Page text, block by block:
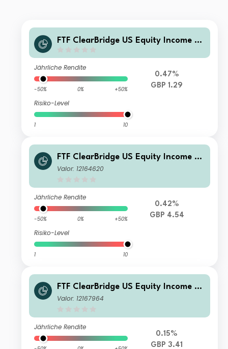
FTF ClearBridge US Equity Income Fu
Jährliche Rendite
-50% 0% +50%
Risiko-Level
1 10
0.47%
GBP 1.29
FTF ClearBridge US Equity Income Fu
nd W Income
Valor: 12164620
Jährliche Rendite
-50% 0% +50%
Risiko-Level
1 10
0.42%
GBP 4.54
FTF ClearBridge US Equity Income Fu
nd W- H2 Income
Valor: 12167964
Jährliche Rendite
0.15%
GBP 3.41